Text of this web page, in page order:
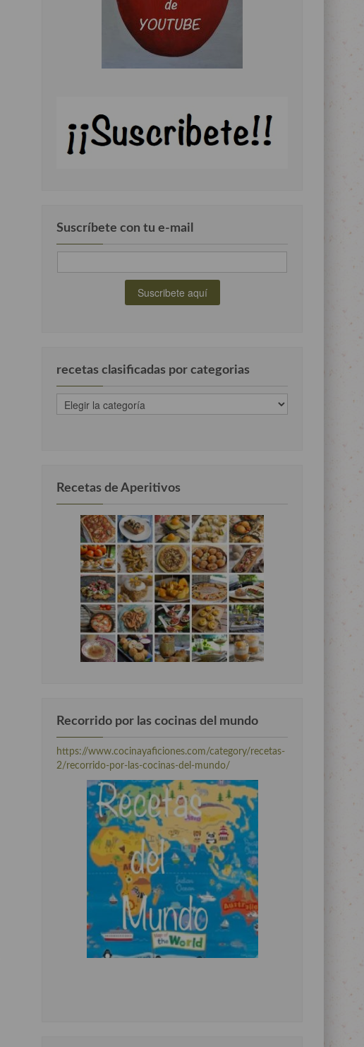
Suscríbete con tu e-mail
recetas clasificadas por categorias
recetas
clasificadas
Recetas de Aperitivos
Recorrido por las cocinas del mundo
https://www.cocinayaficiones.com/category/recetas-
2/recorrido-por-las-cocinas-del-mundo/